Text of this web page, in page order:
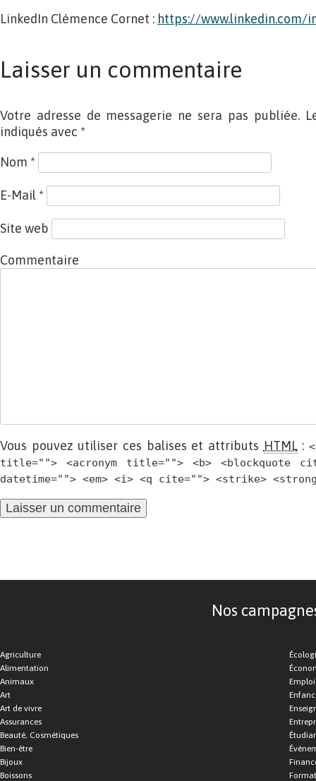
LinkedIn Clémence Cornet : https://
Laisser un commentaire
Votre adresse de messagerie ne sera pas publiée.
indiqués avec *
Nom *
E-Mail *
Site web
Commentaire
Vous pouvez utiliser ces balises et attributs HTML:
title=""> <acronym title=""> <b> <blockquote
datetime=""> <em> <i> <q cite=""> <strike>
Nos
Agriculture
Alimentation
Animaux
Art
Art de vivre
Assurances
Beauté, Cosmétiques
Bien-être
Bijoux
Boissons
Emploi